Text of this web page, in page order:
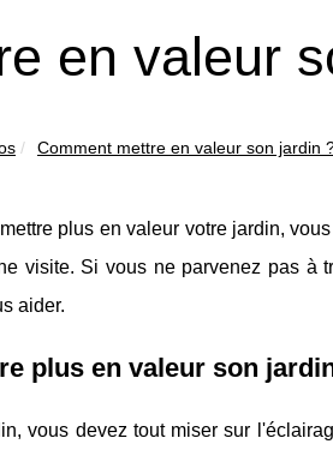
en valeur
Comment mettre en valeur son jardin
plus en valeur votre jardin,
visite. Si vous ne parvenez pas à
aider.
plus en valeur son
vous devez tout miser sur